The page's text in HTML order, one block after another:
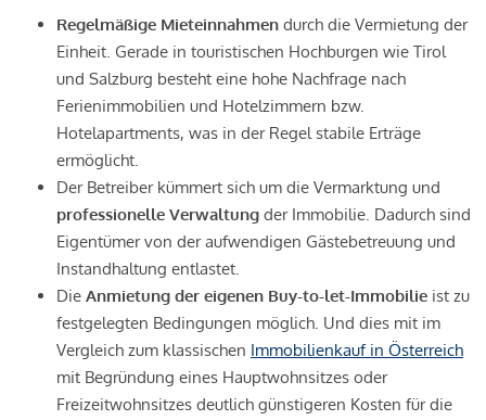
Regelmäßige Mieteinnahmen durch die Vermietung der
Einheit. Gerade in touristischen Hochburgen wie Tirol
und Salzburg besteht eine hohe Nachfrage nach
Ferienimmobilien und Hotelzimmern bzw.
Hotelapartments, was in der Regel stabile Erträge
ermöglicht.
Der Betreiber kümmert sich um die Vermarktung und
professionelle Verwaltung der Immobilie. Dadurch sind
Eigentümer von der aufwendigen Gästebetreuung und
Instandhaltung entlastet.
Die Anmietung der eigenen Buy-to-let-Immobilie ist zu
festgelegten Bedingungen möglich. Und dies mit im
Vergleich zum klassischen Immobilienkauf in Österreich
mit Begründung eines Hauptwohnsitzes oder
Freizeitwohnsitzes deutlich günstigeren Kosten für die